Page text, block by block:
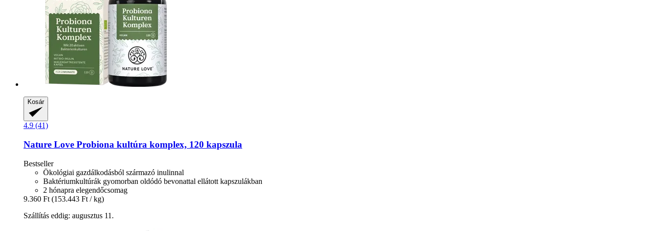
Kosár
4.9 (41)
Nature Love Probiona kultúra komplex, 120 kapszula
Bestseller
Ökológiai gazdálkodásból származó inulinnal
Baktériumkultúrák gyomorban oldódó bevonattal ellátott kapszulákban
2 hónapra elegendőcsomag
9.360 Ft (153.443 Ft / kg)
Szállítás eddig: augusztus 11.